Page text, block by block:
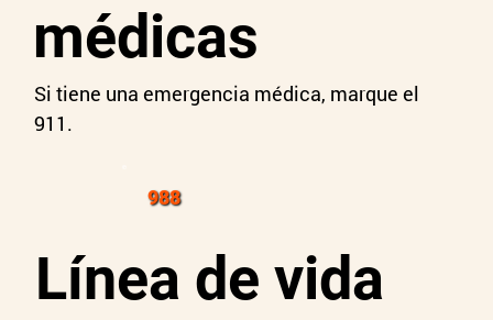
médicas
Si tiene una emergencia médica, marque el
911.
988
Línea de vida